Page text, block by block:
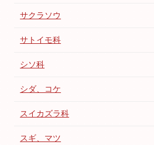
サクラソウ
サトイモ科
シソ科
シダ、コケ
スイカズラ科
スギ、マツ